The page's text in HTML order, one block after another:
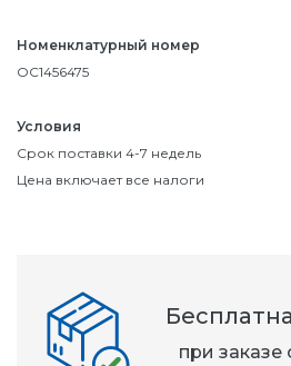
Номенклатурный номер
OC1456475
Условия
Срок поставки 4-7 недель
Цена включает все налоги
при заказе